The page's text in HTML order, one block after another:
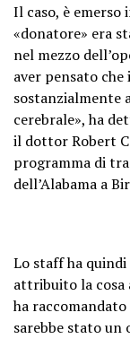
Il caso, è emerso
«donatore» era
nel mezzo
aver pensato
sostanzialmente
cerebrale», ha
il dottor Robert
programma di
dell’Alabama a
Lo staff ha
attribuito la cosa
ha
sarebbe stato un